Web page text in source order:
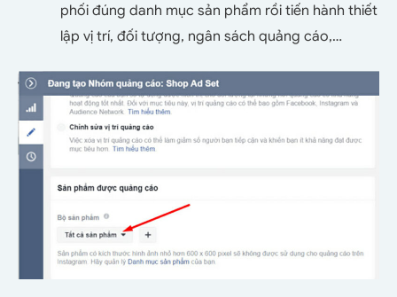
phối đúng danh mục sản phẩm rồi tiến hành thiết
lập vị trí, đối tượng, ngân sách quảng cáo,…